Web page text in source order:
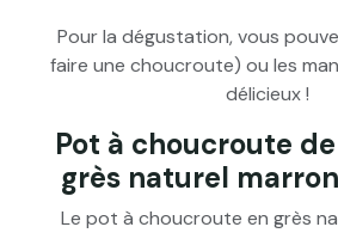
Pour la dégustation, vous
faire une choucroute) ou les
délicieux !
Pot à choucroute
grès naturel
Le pot à choucroute en grès